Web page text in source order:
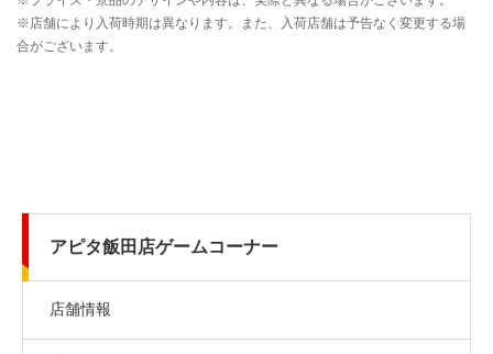
アピタ飯田店ゲームコーナー
店舗情報